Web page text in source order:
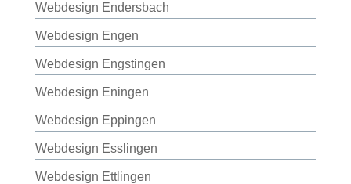
Webdesign Endersbach
Webdesign Engen
Webdesign Engstingen
Webdesign Eningen
Webdesign Eppingen
Webdesign Esslingen
Webdesign Ettlingen